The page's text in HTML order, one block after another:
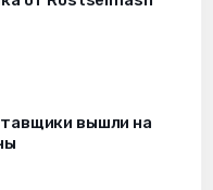
вышли на